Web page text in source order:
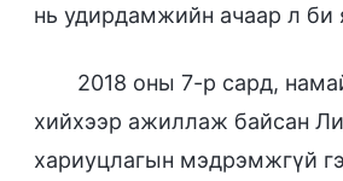
нь удирдамжийн ачаар л
2018 оны 7-р сард,
хийхээр ажиллаж байсан
хариуцлагын мэдрэмжгүй